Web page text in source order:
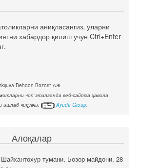
аниқласангиз, уларни
хабардор қилиш учун Ctrl+Enter
Dehqon Bozori" АЖ.
чоп этилганда веб-сайтга ҳавола
чиқувчи:
Ayuda Group.
Алоқалар
тумани, Бозор майдони, 28